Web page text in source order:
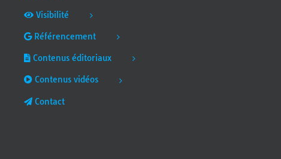
Visibilité
Référencement
Contenus éditoriaux
Contenus vidéos
Contact